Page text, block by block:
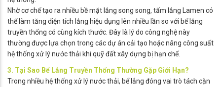
Nhờ cơ chế tạo ra nhiều bề mặt lắng song song, tấm lắng Lamen có
thể làm tăng diện tích lắng hiệu dụng lên nhiều lần so với bể lắng
truyền thống có cùng kích thước. Đây là lý do công nghệ này
thường được lựa chọn trong các dự án cải tạo hoặc nâng công suất
hệ thống xử lý nước thải khi quỹ đất xây dựng bị hạn chế.
3. Tại Sao Bể Lắng Truyền Thống Thường Gặp Giới Hạn?
Trong nhiều hệ thống xử lý nước thải, bể lắng đóng vai trò tách cặn